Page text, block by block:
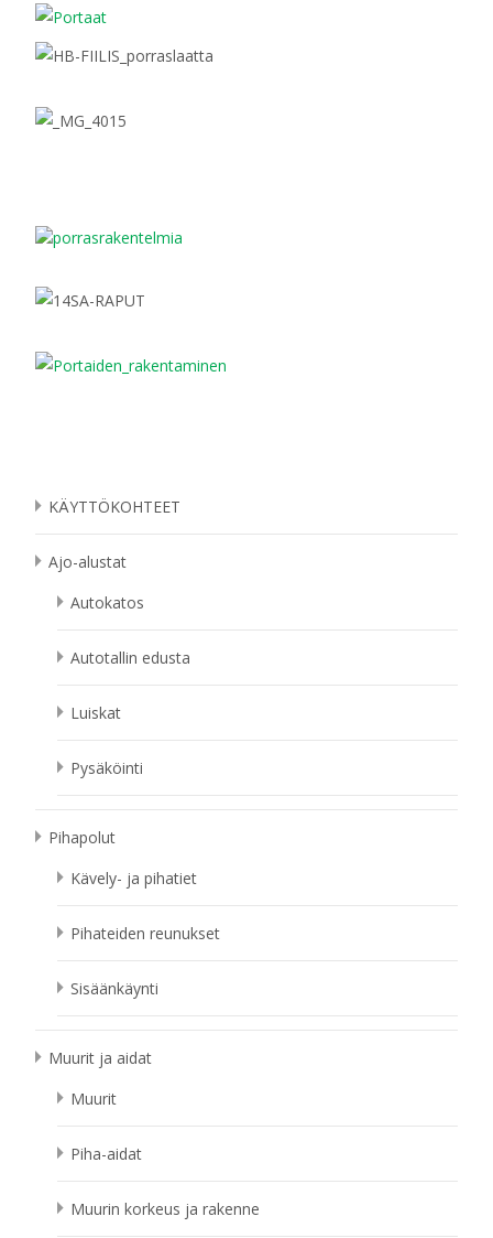
KÄYTTÖKOHTEET
Ajo-alustat
Autokatos
Autotallin edusta
Luiskat
Pysäköinti
Pihapolut
Kävely- ja pihatiet
Pihateiden reunukset
Sisäänkäynti
Muurit ja aidat
Muurit
Piha-aidat
Muurin korkeus ja rakenne